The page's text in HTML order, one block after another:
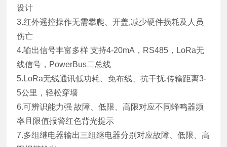
设计
3.红外遥控操作无需攀爬、开盖,减少硬件损耗及人员
伤亡
4.输出信号丰富多样 支持4-20mA，RS485，LoRa无
线信号，PowerBus二总线
5.LoRa无线通讯低功耗、免布线、抗干扰,传输距离3-
5公里，轻松穿墙
6.可辨识能力强 故障、低限、高限对应不同蜂鸣器频
率且限值报警红色背光提示
7.多组继电器输出三组继电器分别对应故障、低限、高